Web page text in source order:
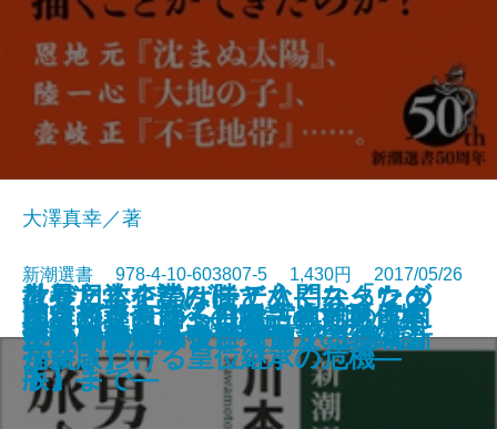
地名の謎を解く―隠された「日本
の古層」―
エッダとサガ―北欧古典への案内
―
ノミのジャンプと銀河系
ちゃぶ台返しの歌舞伎入門
経済成長主義への訣別
「維新革命」への道―「文明」を
求めた十九世紀日本―
世界史を創ったビジネスモデル
漱石と日本の近代(上)
漱石と日本の近代(下)
山崎豊子と〈男〉たち
大澤真幸／著
新潮選書 978-4-10-603807-5 1,430円 2017/05/26
「男はつらいよ」を旅する
逆説の法則
キリスト教は役に立つか
文学のレッスン
なぜ日本企業は勝てなくなったの
か―個を活かす「分化」の組織論
―
世界文学を読みほどく―スタンダ
ールからピンチョンまで【増補新
版】―
皇室がなくなる日―「生前退位」
が突きつける皇位継承の危機―
閉された言語・日本語の世界【増
補新版】
生命の内と外
教養としてのゲーテ入門―「ウェ
ルテルの悩み」から「ファウス
ト」まで―